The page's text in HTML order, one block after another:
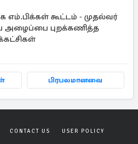
எம்.பிக்கள் கூட்டம் - முதல்வர்
அழைப்பை புறக்கணித்த
பிரபலமானவை
CONTACT US USER POLICY